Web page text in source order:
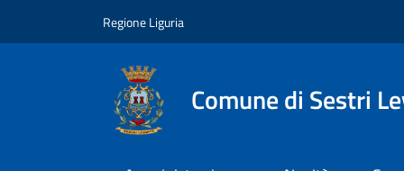
Regione Liguria
Comune di Sestri